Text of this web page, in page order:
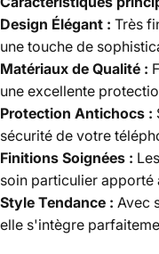
Design Élégant : Très
une touche de
Matériaux de Qualité :
une excellente
Protection Antichocs :
sécurité de votre
Finitions Soignées :
soin particulier apporté
Style Tendance : Avec
elle s'intègre